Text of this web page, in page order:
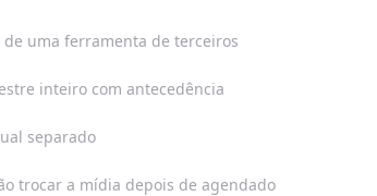
uma ferramenta de terceiros
inteiro com antecedência
separado
trocar a mídia depois de agendado